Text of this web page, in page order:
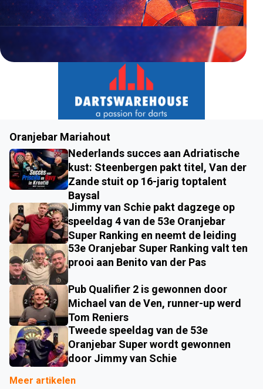
Oranjebar Mariahout
Nederlands succes aan Adriatische
kust: Steenbergen pakt titel, Van der
Zande stuit op 16-jarig toptalent
Baysal
Jimmy van Schie pakt dagzege op
speeldag 4 van de 53e Oranjebar
Super Ranking en neemt de leiding
53e Oranjebar Super Ranking valt ten
prooi aan Benito van der Pas
Pub Qualifier 2 is gewonnen door
Michael van de Ven, runner-up werd
Tom Reniers
Tweede speeldag van de 53e
Oranjebar Super wordt gewonnen
door Jimmy van Schie
Meer artikelen